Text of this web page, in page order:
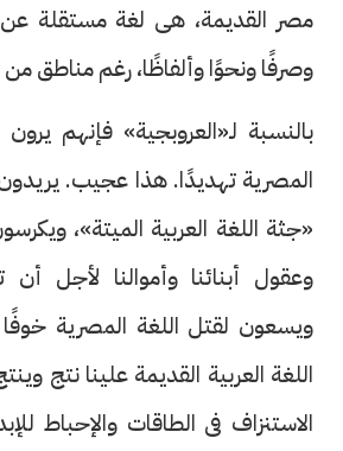
مصر القديمة، هى لغة مستقلة عن
وصرفًا ونحوًا وألفاظًا، رغم مناطق من
بالنسبة لـ«العروبجية» فإنهم
المصرية تهديدًا. هذا عجيب.
«جثة اللغة العربية الميتة»،
وعقول أبنائنا وأموالنا لأجل
ويسعون لقتل اللغة المصرية
اللغة العربية القديمة علينا نتج
الاستنزاف فى الطاقات والإحباط